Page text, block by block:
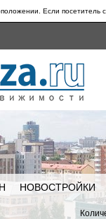
Если посетитель
НОВОСТРОЙКИ